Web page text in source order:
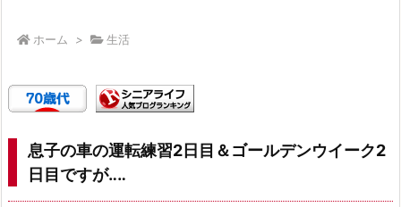
ホーム > 生活
息子の車の運転練習2日目＆ゴールデンウイーク2
日目ですが‥‥